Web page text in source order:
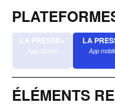
LA PRESSE+
App tablette
LA
App
ÉLÉMENTS